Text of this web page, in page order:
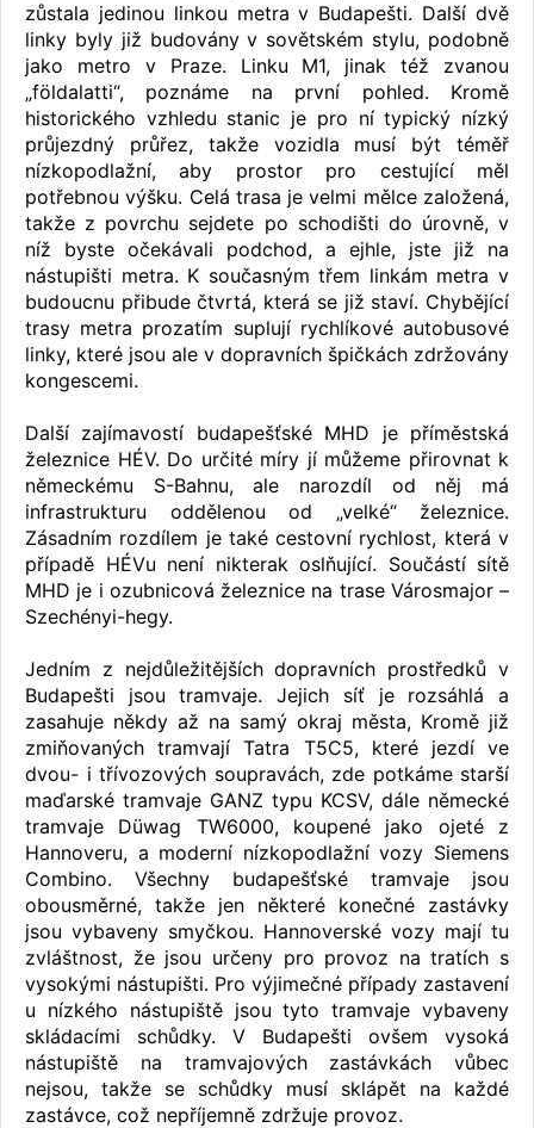
zůstala jedinou linkou metra v Budapešti. Další dvě
linky byly již budovány v sovětském stylu, podobně
jako metro v Praze. Linku M1, jinak též zvanou
„földalatti“, poznáme na první pohled. Kromě
historického vzhledu stanic je pro ní typický nízký
průjezdný průřez, takže vozidla musí být téměř
nízkopodlažní, aby prostor pro cestující měl
potřebnou výšku. Celá trasa je velmi mělce založená,
takže z povrchu sejdete po schodišti do úrovně, v
níž byste očekávali podchod, a ejhle, jste již na
nástupišti metra. K současným třem linkám metra v
budoucnu přibude čtvrtá, která se již staví. Chybějící
trasy metra prozatím suplují rychlíkové autobusové
linky, které jsou ale v dopravních špičkách zdržovány
kongescemi.
Další zajímavostí budapešťské MHD je příměstská
železnice HÉV. Do určité míry jí můžeme přirovnat k
německému S-Bahnu, ale narozdíl od něj má
infrastrukturu oddělenou od „velké“ železnice.
Zásadním rozdílem je také cestovní rychlost, která v
případě HÉVu není nikterak oslňující. Součástí sítě
MHD je i ozubnicová železnice na trase Városmajor –
Szechényi-hegy.
Jedním z nejdůležitějších dopravních prostředků v
Budapešti jsou tramvaje. Jejich síť je rozsáhlá a
zasahuje někdy až na samý okraj města, Kromě již
zmiňovaných tramvají Tatra T5C5, které jezdí ve
dvou- i třívozových soupravách, zde potkáme starší
maďarské tramvaje GANZ typu KCSV, dále německé
tramvaje Düwag TW6000, koupené jako ojeté z
Hannoveru, a moderní nízkopodlažní vozy Siemens
Combino. Všechny budapešťské tramvaje jsou
obousměrné, takže jen některé konečné zastávky
jsou vybaveny smyčkou. Hannoverské vozy mají tu
zvláštnost, že jsou určeny pro provoz na tratích s
vysokými nástupišti. Pro výjimečné případy zastavení
u nízkého nástupiště jsou tyto tramvaje vybaveny
skládacími schůdky. V Budapešti ovšem vysoká
nástupiště na tramvajových zastávkách vůbec
nejsou, takže se schůdky musí sklápět na každé
zastávce, což nepříjemně zdržuje provoz.